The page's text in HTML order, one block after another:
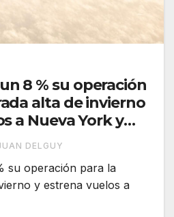
8 % su operación
alta de invierno
a Nueva York y
DELGUY
su operación para la
y estrena vuelos a